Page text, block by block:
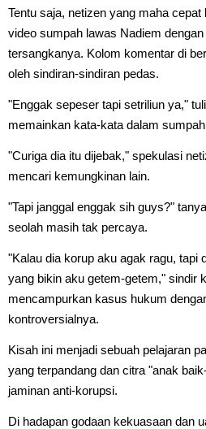
Tentu saja, netizen yang maha
video sumpah lawas Nadiem
tersangkanya. Kolom komentar di
oleh sindiran-sindiran pedas.
"Enggak sepeser tapi setriliun ya,"
memainkan kata-kata dalam
"Curiga dia itu dijebak," spekulasi
mencari kemungkinan lain.
"Tapi janggal enggak sih guys?"
seolah masih tak percaya.
"Kalau dia korup aku agak ragu, tapi
yang bikin aku getem-getem," sindir
mencampurkan kasus hukum
kontroversialnya.
Kisah ini menjadi sebuah pelajaran
yang terpandang dan citra "anak
jaminan anti-korupsi.
Di hadapan godaan kekuasaan dan